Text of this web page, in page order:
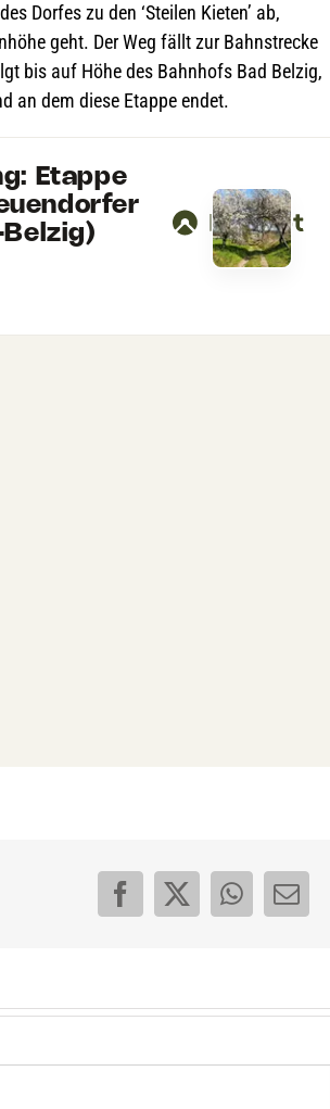
Dor­fes zu den ‘Stei­len Kie­ten’ ab,
geht. Der Weg fällt zur Bahn­stre­cke
bis auf Höhe des Bahn­hofs Bad Bel­zig,
an dem diese Etappe endet.
Facebook
X WhatsApp
E-